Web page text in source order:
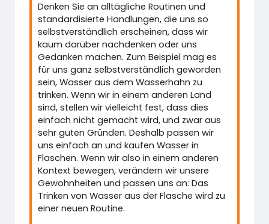
Denken Sie an alltägliche Routinen und
standardisierte Handlungen, die uns so
selbstverständlich erscheinen, dass wir
kaum darüber nachdenken oder uns
Gedanken machen. Zum Beispiel mag es
für uns ganz selbstverständlich geworden
sein, Wasser aus dem Wasserhahn zu
trinken. Wenn wir in einem anderen Land
sind, stellen wir vielleicht fest, dass dies
einfach nicht gemacht wird, und zwar aus
sehr guten Gründen. Deshalb passen wir
uns einfach an und kaufen Wasser in
Flaschen. Wenn wir also in einem anderen
Kontext bewegen, verändern wir unsere
Gewohnheiten und passen uns an: Das
Trinken von Wasser aus der Flasche wird zu
einer neuen Routine.